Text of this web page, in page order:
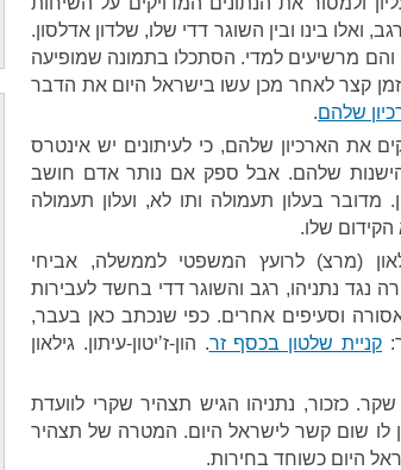
ואלו בינו ובין השוגר דדי שלו, שלדון אדלסון.
והם מרשיעים למדי. הסתכלו בתמונה שמופיעה
קצר לאחר מכן עשו בישראל היום את הדבר
שלהם.
את הארכיון שלהם, כי לעיתונים יש אינטרס
שלהם. אבל ספק אם נותר אדם חושב
מדובר בעלון תעמולה ותו לא, ועלון תעמולה
שלו.
(מרצ) לרועץ המשפטי לממשלה, אביחי
נגד נתניהו, רגב והשוגר דדי בחשד לעבירות
וסעיפים אחרים. כפי שנכתב כאן בעבר,
קניית שלטון בכסף זר. הון-ז’יטון-עיתון. גילאון
כזכור, נתניהו הגיש תצהיר שקרי לוועדת
לו שום קשר לישראל היום. המטרה של תצהיר
היום כשוחד בחירות.